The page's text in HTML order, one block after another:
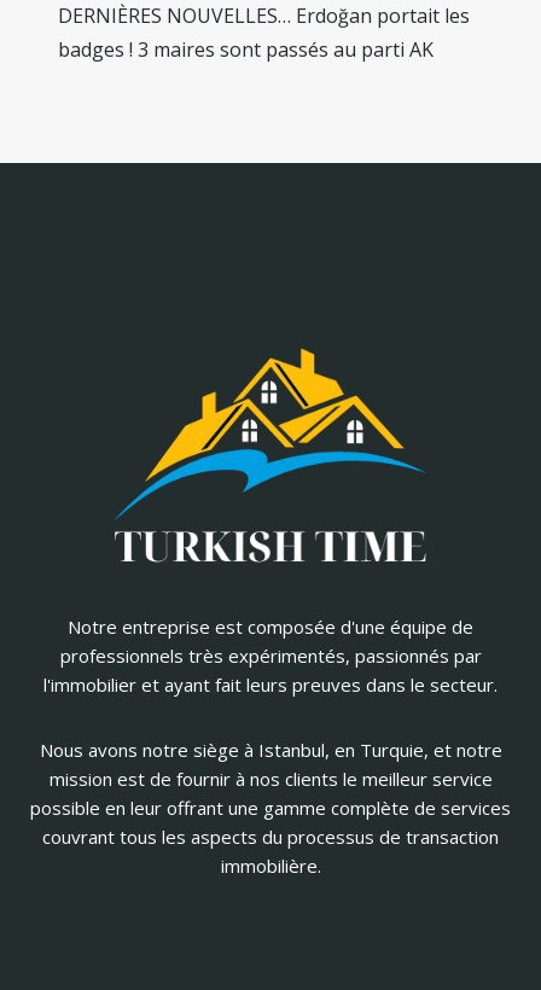
DERNIÈRES NOUVELLES… Erdoğan portait les
badges ! 3 maires sont passés au parti AK
Notre entreprise est composée d'une équipe de
professionnels très expérimentés, passionnés par
l'immobilier et ayant fait leurs preuves dans le secteur.
Nous avons notre siège à Istanbul, en Turquie, et notre
mission est de fournir à nos clients le meilleur service
possible en leur offrant une gamme complète de services
couvrant tous les aspects du processus de transaction
immobilière.